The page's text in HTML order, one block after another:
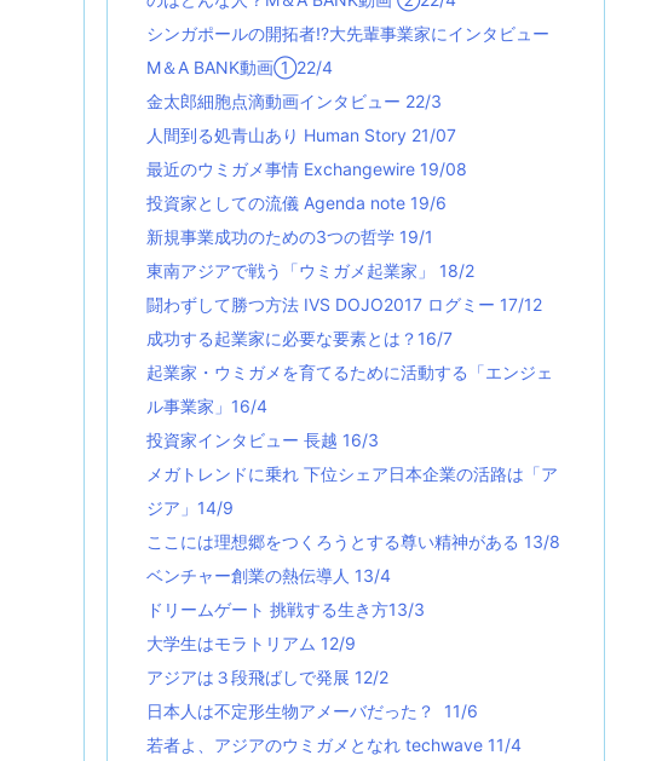
シンガポールの開拓者!?大先輩事業家にインタビュー
M＆A BANK動画①22/4
金太郎細胞点滴動画インタビュー 22/3
人間到る処青山あり Human Story 21/07
最近のウミガメ事情 Exchangewire 19/08
投資家としての流儀 Agenda note 19/6
新規事業成功のための3つの哲学 19/1
東南アジアで戦う「ウミガメ起業家」 18/2
闘わずして勝つ方法 IVS DOJO2017 ログミー 17/12
成功する起業家に必要な要素とは？16/7
起業家・ウミガメを育てるために活動する「エンジェ
ル事業家」16/4
投資家インタビュー 長越 16/3
メガトレンドに乗れ 下位シェア日本企業の活路は「ア
ジア」14/9
ここには理想郷をつくろうとする尊い精神がある 13/8
ベンチャー創業の熱伝導人 13/4
ドリームゲート 挑戦する生き方13/3
大学生はモラトリアム 12/9
アジアは３段飛ばしで発展 12/2
日本人は不定形生物アメーバだった？ 11/6
若者よ、アジアのウミガメとなれ techwave 11/4